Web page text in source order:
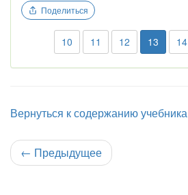
Поделиться
10 11 12 13 14
Вернуться к содержанию учебника
← Предыдущее